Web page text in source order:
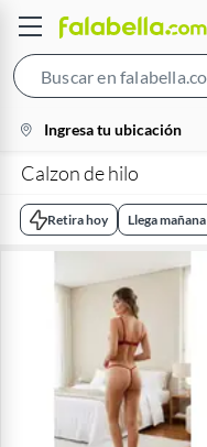
location-
icon
Ingresa tu ubicación
Calzon de hilo
Retira hoy Llega mañana